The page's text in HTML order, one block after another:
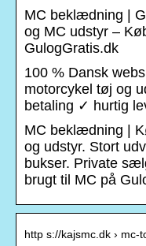
MC beklædning |
og MC udstyr –
GulogGratis.dk
100 % Dansk
motorcykel tøj og
betaling ✓ hurtig
MC beklædning |
og udstyr. Stort
bukser. Private
brugt til MC på
http s://kajsmc.dk › mc-